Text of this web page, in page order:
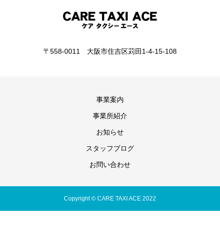
〒558-0011 大阪市住吉区苅田1-4-15-108
事業案内
事業所紹介
お知らせ
スタッフブログ
お問い合わせ
Copyright © CARE TAXI ACE 2022